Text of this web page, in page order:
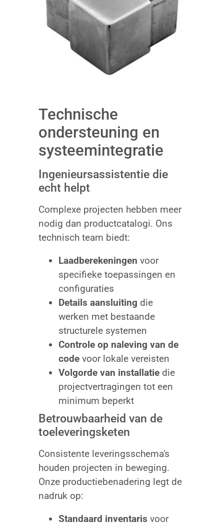
Technische
ondersteuning en
systeemintegratie
Ingenieursassistentie die
echt helpt
Complexe projecten hebben meer
nodig dan productcatalogi. Ons
technisch team biedt:
Laadberekeningen voor
specifieke toepassingen en
configuraties
Details aansluiting die
werken met bestaande
structurele systemen
Controle op naleving van de
codevoor lokale vereisten
Volgorde van installatiedie
projectvertragingen tot een
minimum beperkt
Betrouwbaarheid van de
toeleveringsketen
Consistente leveringsschema's
houden projecten in beweging.
Onze productiebenadering legt de
nadruk op:
Standaard inventaris voor